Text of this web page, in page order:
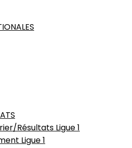
Résultats Ligue 1
Ligue 1